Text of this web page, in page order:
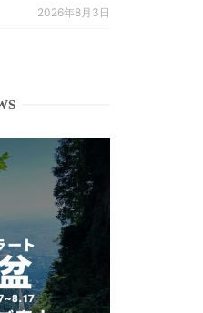
2026年8月3日